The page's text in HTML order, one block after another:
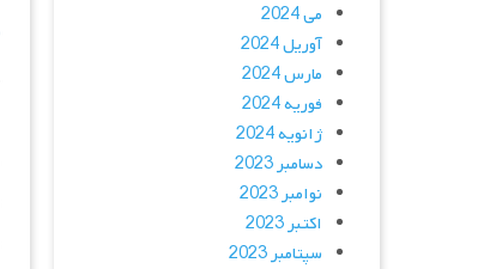
می 2024
آوریل 2024
مارس 2024
فوریه 2024
ژانویه 2024
دسامبر 2023
نوامبر 2023
اکتبر 2023
سپتامبر 2023